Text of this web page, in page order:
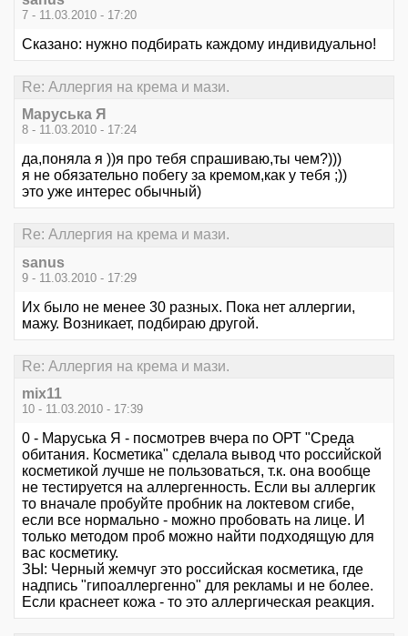
7 - 11.03.2010 - 17:20
Сказано: нужно подбирать каждому индивидуально!
Re: Аллергия на крема и мази.
Маруська Я
8 - 11.03.2010 - 17:24
да,поняла я ))я про тебя спрашиваю,ты чем?)))
я не обязательно побегу за кремом,как у тебя ;))
это уже интерес обычный)
Re: Аллергия на крема и мази.
sanus
9 - 11.03.2010 - 17:29
Их было не менее 30 разных. Пока нет аллергии,
мажу. Возникает, подбираю другой.
Re: Аллергия на крема и мази.
mix11
10 - 11.03.2010 - 17:39
0 - Маруська Я - посмотрев вчера по ОРТ "Среда
обитания. Косметика" сделала вывод что российской
косметикой лучше не пользоваться, т.к. она вообще
не тестируется на аллергенность. Если вы аллергик
то вначале пробуйте пробник на локтевом сгибе,
если все нормально - можно пробовать на лице. И
только методом проб можно найти подходящую для
вас косметику.
ЗЫ: Черный жемчуг это российская косметика, где
надпись "гипоаллергенно" для рекламы и не более.
Если краснеет кожа - то это аллергическая реакция.